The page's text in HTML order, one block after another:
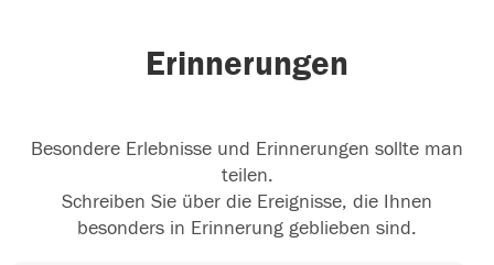
Erinnerungen
Besondere Erlebnisse und Erinnerungen sollte man
teilen.
Schreiben Sie über die Ereignisse, die Ihnen
besonders in Erinnerung geblieben sind.